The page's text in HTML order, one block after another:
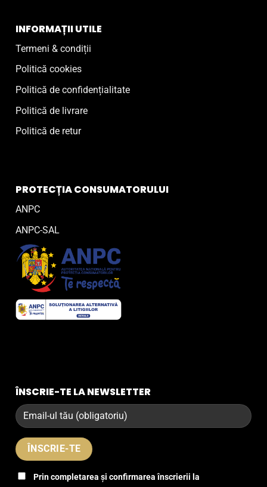
INFORMAȚII UTILE
Termeni & condiții
Politică cookies
Politică de confidențialitate
Politică de livrare
Politică de retur
PROTECȚIA CONSUMATORULUI
ANPC
ANPC-SAL
ÎNSCRIE-TE LA NEWSLETTER
Prin completarea și confirmarea înscrierii la